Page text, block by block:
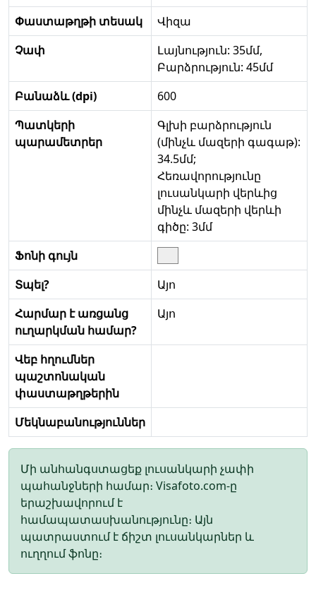
Փաստաթղթի տեսակ
Վիզա
Չափ
Լայնություն: 35մմ,
Բարձրություն: 45մմ
Բանաձև (dpi)
600
Պատկերի
պարամետրեր
Գլխի բարձրություն
(մինչև մազերի գագաթ):
34.5մմ;
Հեռավորությունը
լուսանկարի վերևից
մինչև մազերի վերևի
գիծը: 3մմ
Ֆոնի գույն
Տպել?
Այո
Հարմար է առցանց
ուղարկման համար?
Այո
Վեբ հղումներ
պաշտոնական
փաստաթղթերին
Մեկնաբանություններ
Մի անհանգստացեք լուսանկարի չափի
պահանջների համար։ Visafoto.com-ը
երաշխավորում է
համապատասխանությունը։ Այն
պատրաստում է ճիշտ լուսանկարներ և
ուղղում ֆոնը։